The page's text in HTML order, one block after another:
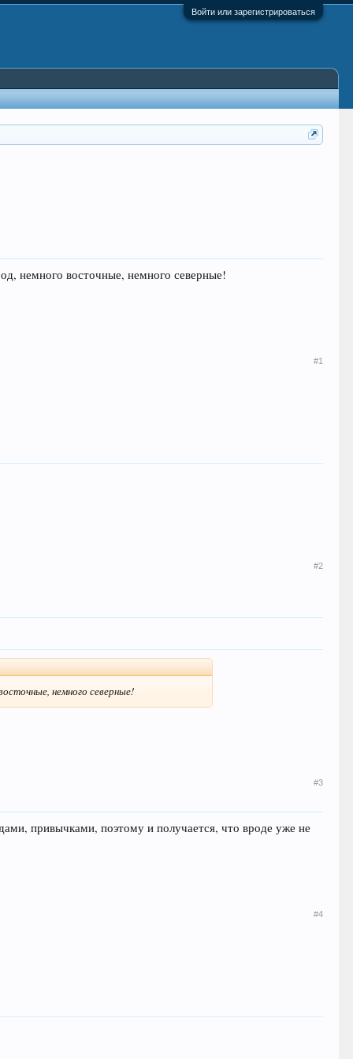
Войти или зарегистрироваться
немного восточные, немного северные!
#1
#2
немного северные!
#3
привычками, поэтому и получается, что вроде уже не
#4